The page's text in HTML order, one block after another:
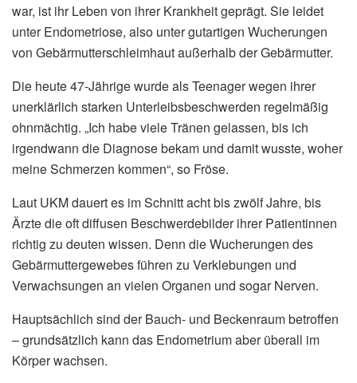
war, ist ihr Leben von ihrer Krankheit geprägt. Sie leidet
unter Endometriose, also unter gutartigen Wucherungen
von Gebärmutterschleimhaut außerhalb der Gebärmutter.
Die heute 47-Jährige wurde als Teenager wegen ihrer
unerklärlich starken Unterleibsbeschwerden regelmäßig
ohnmächtig. „Ich habe viele Tränen gelassen, bis ich
irgendwann die Diagnose bekam und damit wusste, woher
meine Schmerzen kommen“, so Fröse.
Laut UKM dauert es im Schnitt acht bis zwölf Jahre, bis
Ärzte die oft diffusen Beschwerdebilder ihrer Patientinnen
richtig zu deuten wissen. Denn die Wucherungen des
Gebärmuttergewebes führen zu Verklebungen und
Verwachsungen an vielen Organen und sogar Nerven.
Hauptsächlich sind der Bauch- und Beckenraum betroffen
– grundsätzlich kann das Endometrium aber überall im
Körper wachsen.